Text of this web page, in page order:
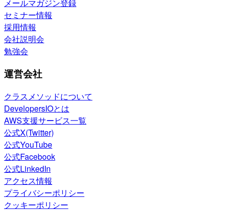
メールマガジン登録
セミナー情報
採用情報
会社説明会
勉強会
運営会社
クラスメソッドについて
DevelopersIOとは
AWS支援サービス一覧
公式X(Twitter)
公式YouTube
公式Facebook
公式LinkedIn
アクセス情報
プライバシーポリシー
クッキーポリシー